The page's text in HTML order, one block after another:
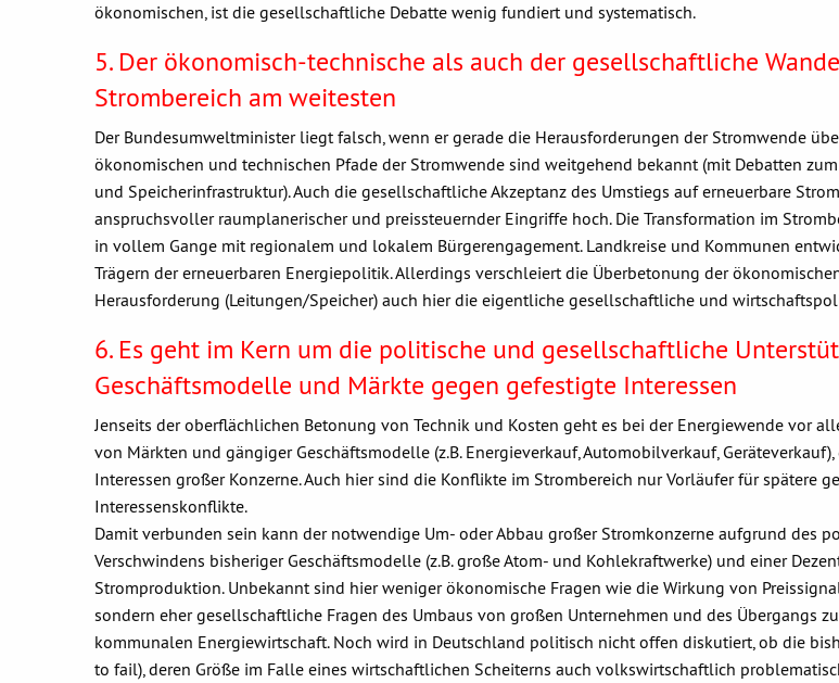
ökonomischen, ist die gesellschaftliche Debatte wenig fundiert und systematisch.
5. Der ökonomisch-technische als auch der gesellschaftliche
Strombereich am weitesten
Der Bundesumweltminister liegt falsch, wenn er gerade die Herausforderungen der Stromwende
ökonomischen und technischen Pfade der Stromwende sind weitgehend bekannt (mit Debatten
und Speicherinfrastruktur). Auch die gesellschaftliche Akzeptanz des Umstiegs auf erneuerbare
anspruchsvoller raumplanerischer und preissteuernder Eingriffe hoch. Die Transformation im
in vollem Gange mit regionalem und lokalem Bürgerengagement. Landkreise und Kommunen
Trägern der erneuerbaren Energiepolitik. Allerdings verschleiert die Überbetonung der
Herausforderung (Leitungen/Speicher) auch hier die eigentliche gesellschaftliche und
6. Es geht im Kern um die politische und gesellschaftliche
Geschäftsmodelle und Märkte gegen gefestigte Interessen
Jenseits der oberflächlichen Betonung von Technik und Kosten geht es bei der Energiewende vor
von Märkten und gängiger Geschäftsmodelle (z.B. Energieverkauf, Automobilverkauf,
Interessen großer Konzerne. Auch hier sind die Konflikte im Strombereich nur Vorläufer für spätere
Interessenskonflikte.
Damit verbunden sein kann der notwendige Um- oder Abbau großer Stromkonzerne aufgrund des
Verschwindens bisheriger Geschäftsmodelle (z.B. große Atom- und Kohlekraftwerke) und einer
Stromproduktion. Unbekannt sind hier weniger ökonomische Fragen wie die Wirkung von
sondern eher gesellschaftliche Fragen des Umbaus von großen Unternehmen und des Übergangs
kommunalen Energiewirtschaft. Noch wird in Deutschland politisch nicht offen diskutiert, ob die
to fail), deren Größe im Falle eines wirtschaftlichen Scheiterns auch volkswirtschaftlich